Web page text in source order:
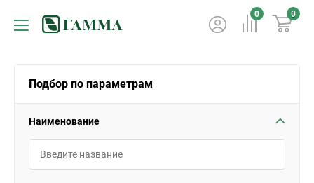
0 0
Подбор по параметрам
Наименование